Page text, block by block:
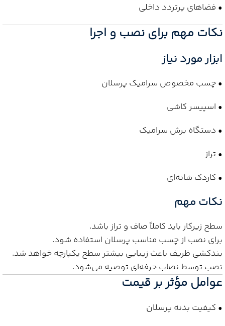
• فضاهای پرتردد داخلی
نکات مهم برای نصب و اجرا
ابزار مورد نیاز
• چسب مخصوص سرامیک پرسلان
• اسپیسر کاشی
• دستگاه برش سرامیک
• تراز
• کاردک شانه‌ای
نکات مهم
سطح زیرکار باید کاملاً صاف و تراز باشد.
برای نصب از چسب مناسب پرسلان استفاده شود.
بندکشی ظریف باعث زیبایی بیشتر سطح یکپارچه خواهد شد.
نصب توسط نصاب حرفه‌ای توصیه می‌شود.
عوامل مؤثر بر قیمت
• کیفیت بدنه پرسلان